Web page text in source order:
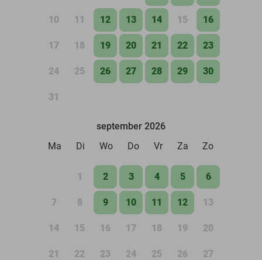
10 11 12 13 14 15 16
17 18 19 20 21 22 23
24 25 26 27 28 29 30
31
september 2026
Ma
Di Wo Do Vr Za Zo
1 2 3 4 5 6
7 8 9 10 11 12 13
14 15 16 17 18 19 20
21 22 23 24 25 26 27